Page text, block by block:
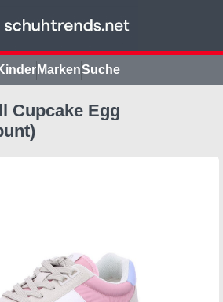
MarkenSuche
Cupcake Egg